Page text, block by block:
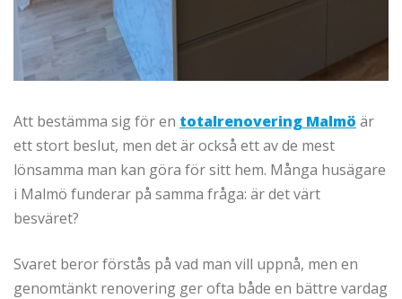
Att bestämma sig för en totalrenovering Malmö är
ett stort beslut, men det är också ett av de mest
lönsamma man kan göra för sitt hem. Många husägare
i Malmö funderar på samma fråga: är det värt
besväret?
Svaret beror förstås på vad man vill uppnå, men en
genomtänkt renovering ger ofta både en bättre vardag